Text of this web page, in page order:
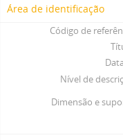
Área de identificação
Código de
Nível de
Dimensão e